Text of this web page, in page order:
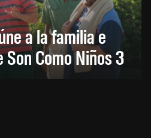
a la familia e
Como Niños 3